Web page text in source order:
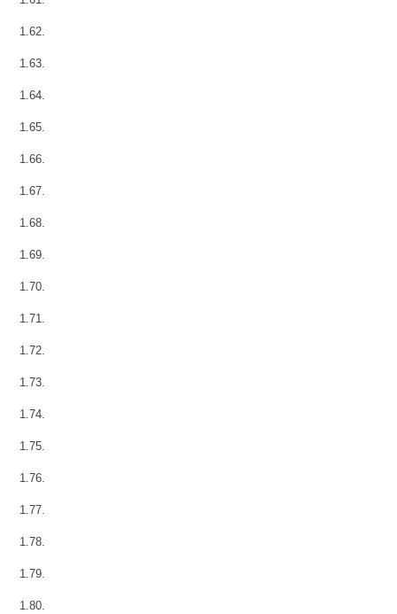
1.62.
1.63.
1.64.
1.65.
1.66.
1.67.
1.68.
1.69.
1.70.
1.71.
1.72.
1.73.
1.74.
1.75.
1.76.
1.77.
1.78.
1.79.
1.80.